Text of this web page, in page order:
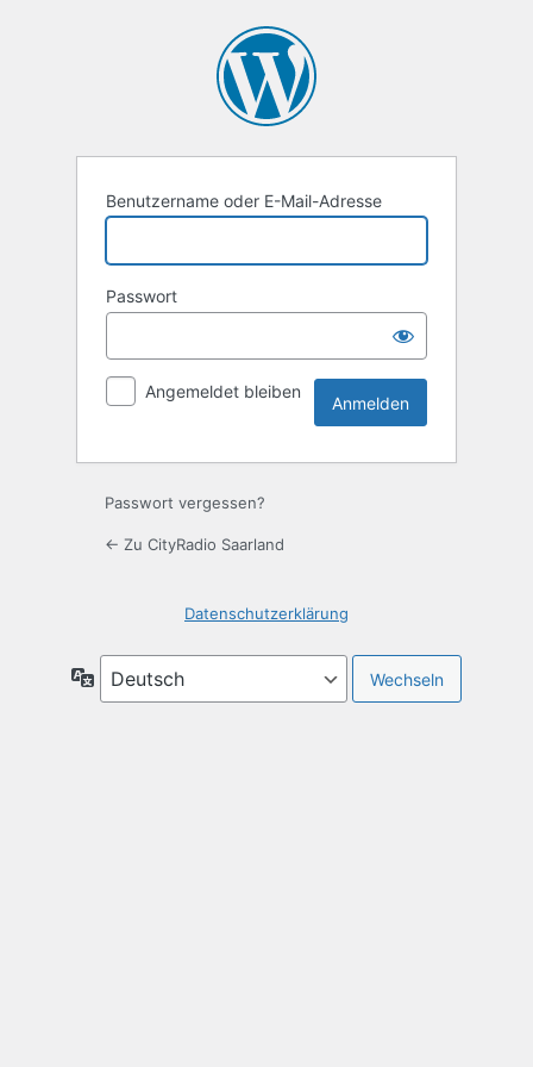
Benutzername oder E-Mail-Adresse
Passwort
Angemeldet bleiben
Passwort vergessen?
← Zu CityRadio Saarland
Datenschutzerklärung
Sprache